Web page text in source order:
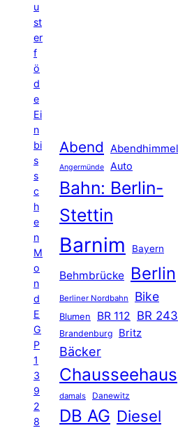
u
st
er
f
ö
d
e
Ei
n
bi
s
s
c
h
e
n
M
o
n
d
E
G
P
1
3
9
2
8
Abend Abendhimmel
Angermünde Auto
Bahn: Berlin-
Stettin
Barnim Bayern
Behmbrücke Berlin
Berliner Nordbahn Bike
Blumen BR 112 BR 243
Brandenburg Britz
Bäcker
Chausseehaus
damals Danewitz
DB AG Diesel